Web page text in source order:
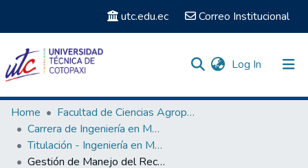
utc.edu.ec Correo Institucional
Log In (current)
Communities & Collections
Search
Home
Facultad de Ciencias Agropecuarias y Recursos Naturales
Carrera de Ingeniería en Medio Ambiente
Titulación - Ingeniería en Medio Ambiente
Gestión de Manejo del Recurso Hídrico para consumo humano en el Barrio San José de Pichul, Parroquia Eloy Alfaro, Cantón Latacunga, Provincia de Cotopaxi, periodo 2018